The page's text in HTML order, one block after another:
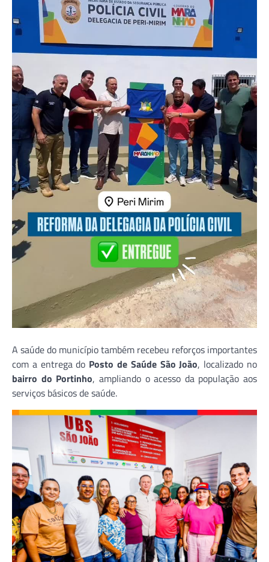
A saúde do município também recebeu reforços importantes
com a entrega do Posto de Saúde São João, localizado no
bairro do Portinho, ampliando o acesso da população aos
serviços básicos de saúde.